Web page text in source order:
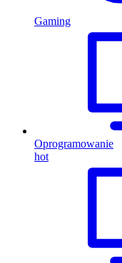
Gaming
Oprogramowanie
hot